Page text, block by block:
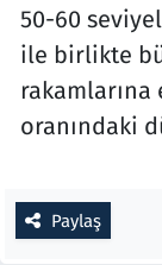
50-60
ile birlikte
rakamlarına
oranındaki
Paylaş